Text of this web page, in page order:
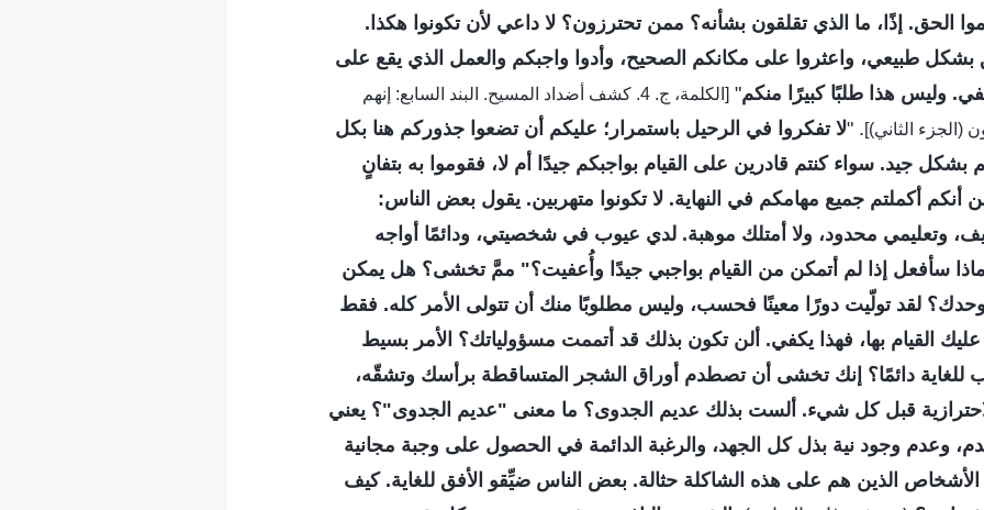
الحق. إذًا، ما الذي تقلقون بشأنه؟ ممن تحترزون؟ لا داعي لأن تكونوا هكذا.
طبيعي، واعثروا على مكانكم الصحيح، وأدوا واجبكم والعمل الذي يقع على
وليس هذا طلبًا كبيرًا منكم"
[الكلمة، ج. 4. كشف أضداد المسيح. البند السابع: إنهم
(الجزء الثاني)]. "لا تفكروا في الرحيل باستمرار؛ عليكم أن تضعوا جذوركم هنا بكل
بشكل جيد. سواء كنتم قادرين على القيام بواجبكم جيدًا أم لا، فقوموا به بتفانٍ
أنكم أكملتم جميع مهامكم في النهاية. لا تكونوا متهربين. يقول بعض الناس:
وتعليمي محدود، ولا أمتلك موهبة. لدي عيوب في شخصيتي، ودائمًا أواجه
سأفعل إذا لم أتمكن من القيام بواجبي جيدًا وأُعفيت؟" ممَّ تخشى؟ هل يمكن
لقد تولّيت دورًا معينًا فحسب، وليس مطلوبًا منك أن تتولى الأمر كله. فقط
القيام بها، فهذا يكفي. ألن تكون بذلك قد أتممت مسؤولياتك؟ الأمر بسيط
للغاية دائمًا؟ إنك تخشى أن تصطدم أوراق الشجر المتساقطة برأسك وتشقّه،
قبل كل شيء. ألست بذلك عديم الجدوى؟ ما معنى "عديم الجدوى"؟ يعني
وعدم وجود نية بذل كل الجهد، والرغبة الدائمة في الحصول على وجبة مجانية
الأشخاص الذين هم على هذه الشاكلة حثالة. بعض الناس ضيِّقو الأفق للغاية. كيف